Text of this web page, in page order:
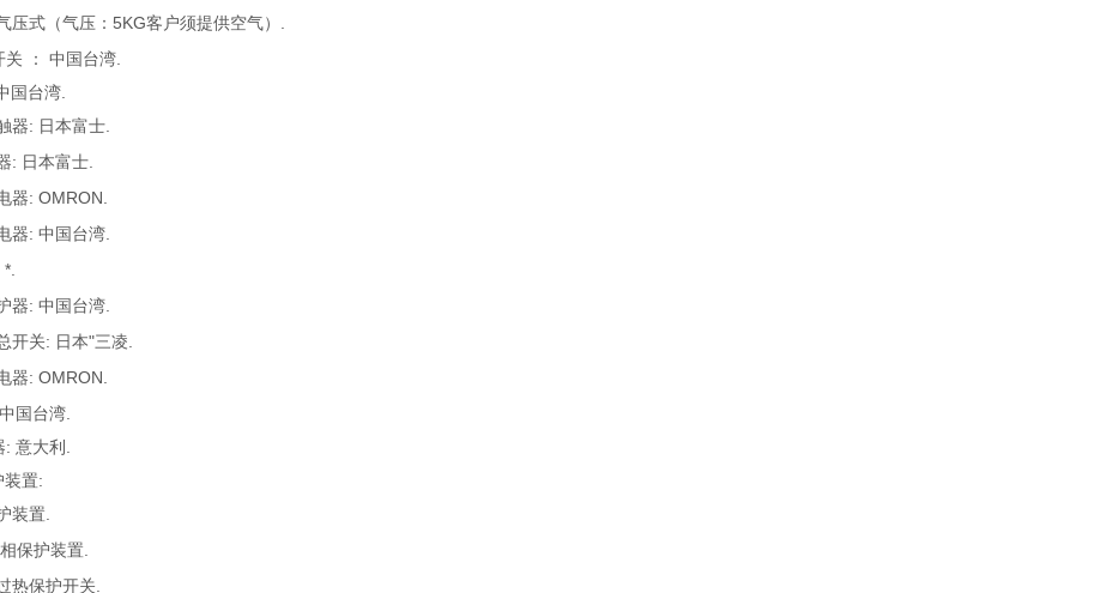
压式（气压：5KG客户须提供空气）.
： 中国台湾.
国台湾.
器: 日本富士.
: 日本富士.
器: OMRON.
器: 中国台湾.
器: 中国台湾.
开关: 日本"三凌.
电器: OMRON.
: 中国台湾.
意大利.
装置:
装置.
保护装置.
热保护开关.